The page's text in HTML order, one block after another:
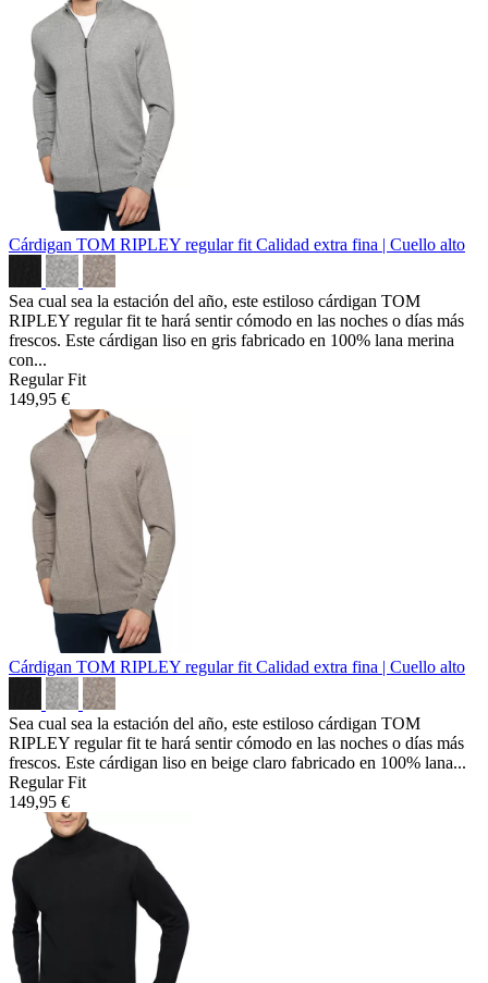
Cárdigan TOM RIPLEY regular fit Calidad extra fina | Cuello alto
Sea cual sea la estación del año, este estiloso cárdigan TOM
RIPLEY regular fit te hará sentir cómodo en las noches o días más
frescos. Este cárdigan liso en gris fabricado en 100% lana merina
con...
Regular Fit
149,95 €
Cárdigan TOM RIPLEY regular fit Calidad extra fina | Cuello alto
Sea cual sea la estación del año, este estiloso cárdigan TOM
RIPLEY regular fit te hará sentir cómodo en las noches o días más
frescos. Este cárdigan liso en beige claro fabricado en 100% lana...
Regular Fit
149,95 €